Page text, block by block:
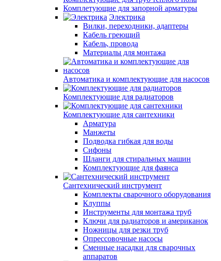
Комплетующие для запорной арматуры
Электрика
Вилки, переходники, адаптеры
Кабель греющий
Кабель, провода
Материалы для монтажа
Автоматика и комплектующие для насосов
Комплектующие для радиаторов
Комплектующие для сантехники
Арматура
Манжеты
Подводка гибкая для воды
Сифоны
Шланги для стиральных машин
Комплектующие для фаянса
Сантехнический инструмент
Комплекты сварочного оборудования
Клуппы
Инструменты для монтажа труб
Ключи для радиаторов и американок
Ножницы для резки труб
Опрессовочные насосы
Сменные насадки для сварочных
аппаратов